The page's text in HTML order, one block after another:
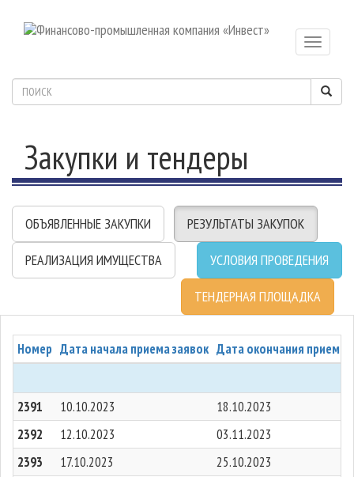
Toggle
navigation
Закупки и тендеры
ОБЪЯВЛЕННЫЕ ЗАКУПКИ
РЕЗУЛЬТАТЫ ЗАКУПОК
РЕАЛИЗАЦИЯ ИМУЩЕСТВА
УСЛОВИЯ ПРОВЕДЕНИЯ
ТЕНДЕРНАЯ ПЛОЩАДКА
Номер Дата начала приема заявок Дата окончания приема
2391 10.10.2023
18.10.2023
2392
12.10.2023
03.11.2023
2393
17.10.2023
25.10.2023